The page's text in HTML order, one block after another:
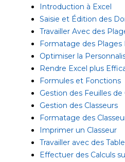
Introduction à Excel
Saisie et Édition des
Travailler Avec des
Formatage des Plages
Optimiser la
Rendre Excel plus
Formules et Fonctions
Gestion des Feuilles de
Gestion des Classeurs
Formatage des
Imprimer un Classeur
Travailler avec des
Effectuer des Calculs